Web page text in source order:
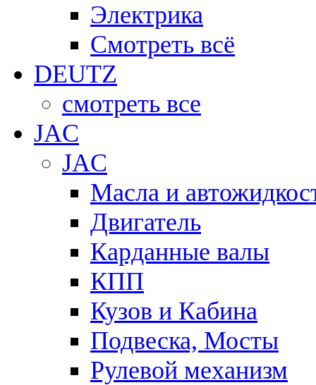
Электрика
Смотреть всё
DEUTZ
смотреть все
JAC
JAC
Масла и
Двигатель
Карданные валы
КПП
Кузов и Кабина
Подвеска, Мосты
Рулевой механизм